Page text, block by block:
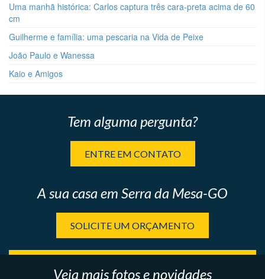
Uma manhã histórica: Carlos captura três cara-preta acima de 60
cm
Guilherme e família: uma pescaria na Vida de Peixe
João Paulo e Wanessa
Kaio e Amigos
Tem alguma pergunta?
ENTRE EM CONTATO
A sua casa em Serra da Mesa-GO
SOLICITE UM ORÇAMENTO
Veja mais fotos e novidades